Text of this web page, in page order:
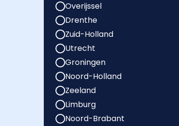
Overijssel
Drenthe
Zuid-Holland
Utrecht
Groningen
Noord-Holland
Zeeland
Limburg
Noord-Brabant